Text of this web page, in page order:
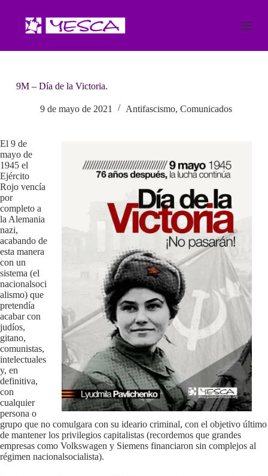
a
e
n
i
d
o
9M – Día de la Victoria.
9 de mayo de 2021 Antifascismo, Comunicados
El 9 de
mayo de
1945 el
Ejército
Rojo vencía
por
completo a
la Alemania
nazi,
acabando de
esta manera
con un
sistema (el
nacionalsoci
alismo) que
pretendía
acabar con
judíos,
gitano,
comunistas,
intelectuales
y, en
definitiva,
con
cualquier
persona o
grupo que no comulgara con su ideario criminal, con el objetivo último
de mantener los privilegios capitalistas (recordemos que grandes
empresas como Volkswagen y Siemens financiaron sin complejos al
régimen nacionalsocialista).